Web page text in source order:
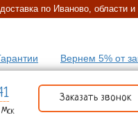
по Иваново, области
Вернем 5% от
Мск
Заказать звонок